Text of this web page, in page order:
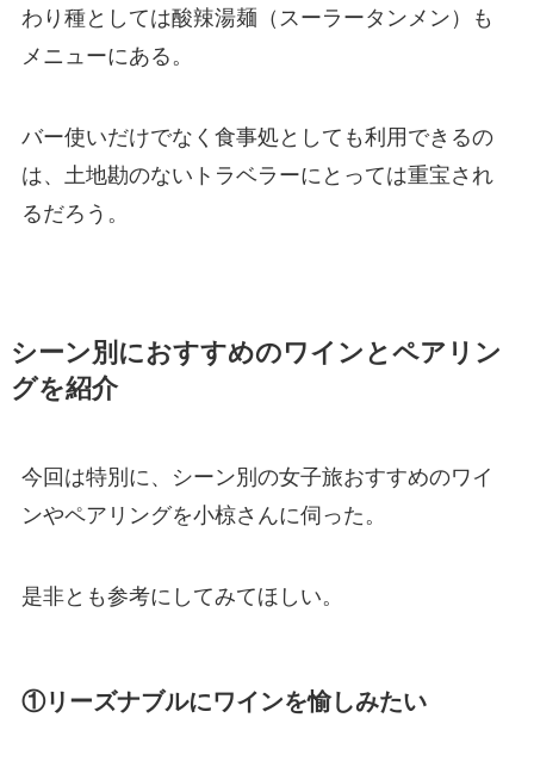
わり種としては酸辣湯麺（スーラータンメン）も
メニューにある。
バー使いだけでなく食事処としても利用できるの
は、土地勘のないトラベラーにとっては重宝され
るだろう。
シーン別におすすめのワインとペアリン
グを紹介
今回は特別に、シーン別の女子旅おすすめのワイ
ンやペアリングを小椋さんに伺った。
是非とも参考にしてみてほしい。
①リーズナブルにワインを愉しみたい